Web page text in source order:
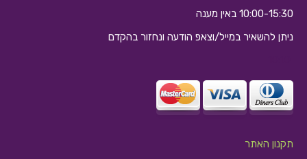
10:00-15:30 באין מענה
ניתן להשאיר במייל/וצאפ הודעה ונחזור בהקדם
תקנון האתר